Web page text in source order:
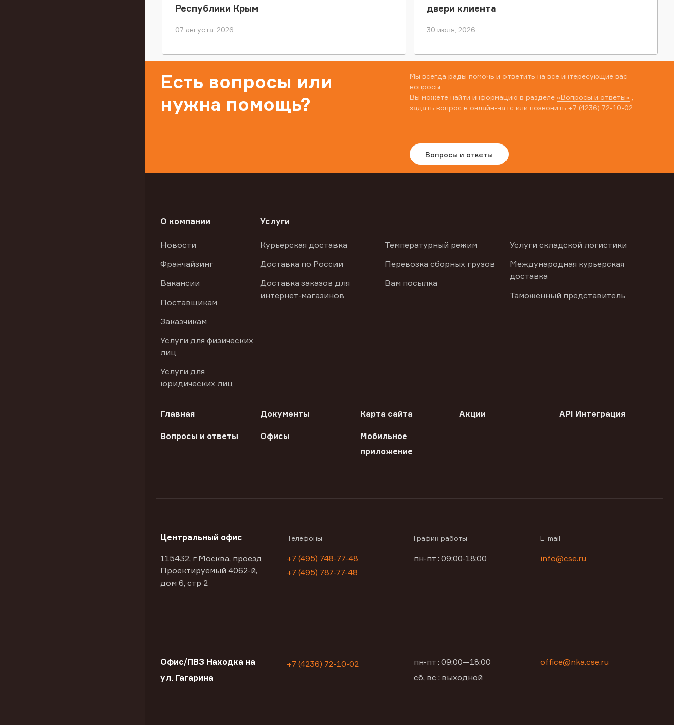
Республики Крым
07 августа, 2026
двери клиента
30 июля, 2026
Есть вопросы или
нужна помощь?
Мы всегда рады помочь и ответить на все интересующие вас
вопросы.
Вы можете найти информацию в разделе «Вопросы и ответы»
задать вопрос в онлайн-чате или позвонить +7 (4236) 72-10-02
Вопросы и ответы
О компании
Новости
Франчайзинг
Вакансии
Поставщикам
Заказчикам
Услуги для физических
лиц
Услуги для
юридических лиц
Услуги
Курьерская доставка
Доставка по России
Доставка заказов для
интернет-магазинов
Температурный режим
Перевозка сборных грузов
Вам посылка
Услуги складской логистики
Международная курьерская
доставка
Таможенный представитель
Главная Документы Карта сайта Акции API Интеграция
Вопросы и ответы Офисы
Мобильное
приложение
Центральный офис
115432, г Москва, проезд
Проектируемый 4062-й,
дом 6, стр 2
Телефоны
+7 (495) 748-77-48
+7 (495) 787-77-48
График работы
пн-пт : 09:00-18:00
E-mail
info@cse.ru
Офис/ПВЗ Находка на
ул. Гагарина
+7 (4236) 72-10-02
пн-пт : 09:00—18:00
сб, вс : выходной
office@nka.cse.ru